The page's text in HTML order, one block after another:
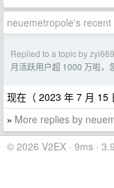
neuemetropole's
Replied to a topic by
月活跃用户超 1000 万啦，
现在（ 2023 年 7 月 15
» More replies by
© 2026 V2EX · 9ms ·